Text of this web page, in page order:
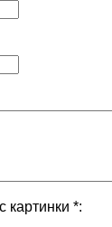
картинки *: